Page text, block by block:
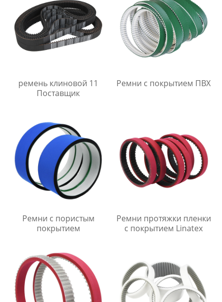
ремень клиновой 11
Поставщик
Ремни с покрытием ПВХ
Ремни с пористым
покрытием
Ремни протяжки пленки
с покрытием Linatex